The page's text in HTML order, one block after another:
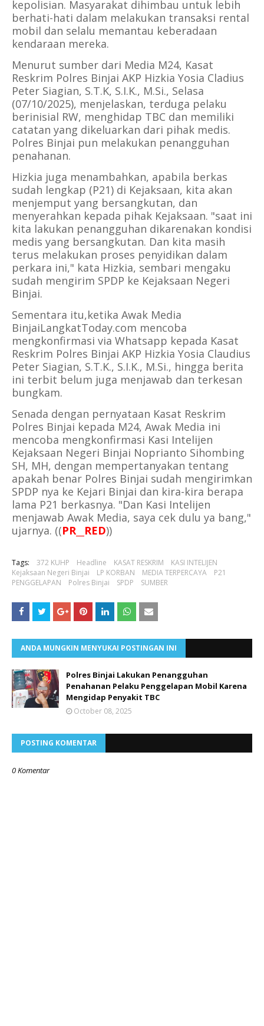
kepolisian. Masyarakat dihimbau untuk lebih
berhati-hati dalam melakukan transaksi rental
mobil dan selalu memantau keberadaan
kendaraan mereka.
Menurut sumber dari Media M24, Kasat
Reskrim Polres Binjai AKP Hizkia Yosia Cladius
Peter Siagian, S.T.K, S.I.K., M.Si., Selasa
(07/10/2025), menjelaskan, terduga pelaku
berinisial RW, menghidap TBC dan memiliki
catatan yang dikeluarkan dari pihak medis.
Polres Binjai pun melakukan penangguhan
penahanan.
Hizkia juga menambahkan, apabila berkas
sudah lengkap (P21) di Kejaksaan, kita akan
menjemput yang bersangkutan, dan
menyerahkan kepada pihak Kejaksaan. "saat ini
kita lakukan penangguhan dikarenakan kondisi
medis yang bersangkutan. Dan kita masih
terus melakukan proses penyidikan dalam
perkara ini," kata Hizkia, sembari mengaku
sudah mengirim SPDP ke Kejaksaan Negeri
Binjai.
Sementara itu,ketika Awak Media
BinjaiLangkatToday.com mencoba
mengkonfirmasi via Whatsapp kepada Kasat
Reskrim Polres Binjai AKP Hizkia Yosia Claudius
Peter Siagian, S.T.K., S.I.K., M.Si., hingga berita
ini terbit belum juga menjawab dan terkesan
bungkam.
Senada dengan pernyataan Kasat Reskrim
Polres Binjai kepada M24, Awak Media ini
mencoba mengkonfirmasi Kasi Intelijen
Kejaksaan Negeri Binjai Noprianto Sihombing
SH, MH, dengan mempertanyakan tentang
apakah benar Polres Binjai sudah mengirimkan
SPDP nya ke Kejari Binjai dan kira-kira berapa
lama P21 berkasnya. "Dan Kasi Intelijen
menjawab Awak Media, saya cek dulu ya bang,"
ujarnya. ((PR__RED))
Tags: 372 KUHP Headline KASAT RESKRIM
KASI INTELIJEN
Kejaksaan Negeri Binjai
LP KORBAN MEDIA TERPERCAYA
P21
PENGGELAPAN
Polres Binjai SPDP SUMBER
ANDA MUNGKIN MENYUKAI POSTINGAN INI
Polres Binjai Lakukan Penangguhan
Penahanan Pelaku Penggelapan Mobil Karena
Mengidap Penyakit TBC
October 08, 2025
POSTING KOMENTAR
0 Komentar